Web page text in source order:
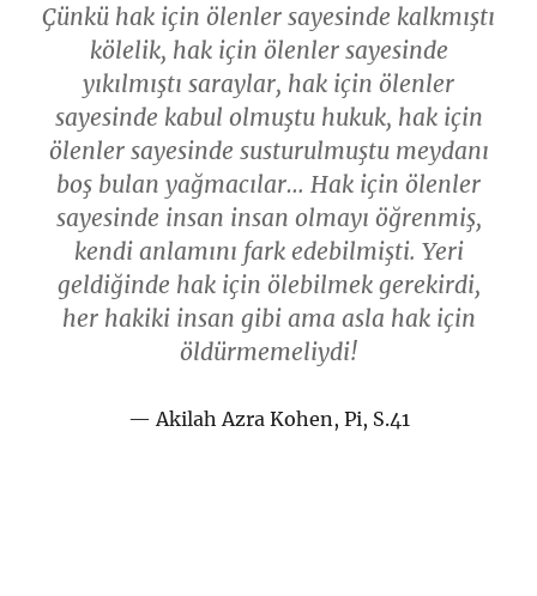
Çünkü hak için ölenler sayesinde kalkmıştı
kölelik, hak için ölenler sayesinde
yıkılmıştı saraylar, hak için ölenler
sayesinde kabul olmuştu hukuk, hak için
ölenler sayesinde susturulmuştu meydanı
boş bulan yağmacılar… Hak için ölenler
sayesinde insan insan olmayı öğrenmiş,
kendi anlamını fark edebilmişti. Yeri
geldiğinde hak için ölebilmek gerekirdi,
her hakiki insan gibi ama asla hak için
öldürmemeliydi!
Akilah Azra Kohen, Pi, S.41